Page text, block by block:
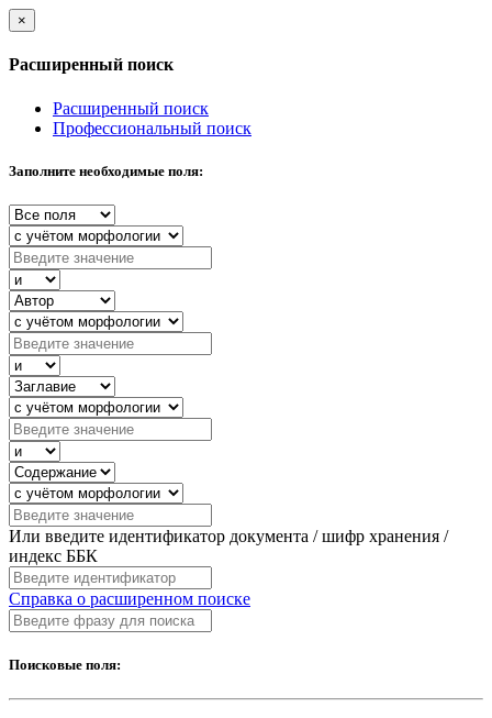
×
Расширенный поиск
Расширенный поиск
Профессиональный поиск
Заполните необходимые поля:
Или введите идентификатор документа / шифр хранения /
индекс ББК
Справка о расширенном поиске
Поисковые поля: